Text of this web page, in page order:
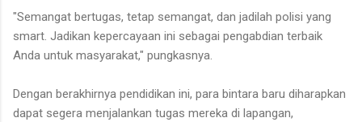
"Semangat bertugas, tetap semangat, dan jadilah polisi yang
smart. Jadikan kepercayaan ini sebagai pengabdian terbaik
Anda untuk masyarakat," pungkasnya.
Dengan berakhirnya pendidikan ini, para bintara baru diharapkan
dapat segera menjalankan tugas mereka di lapangan,